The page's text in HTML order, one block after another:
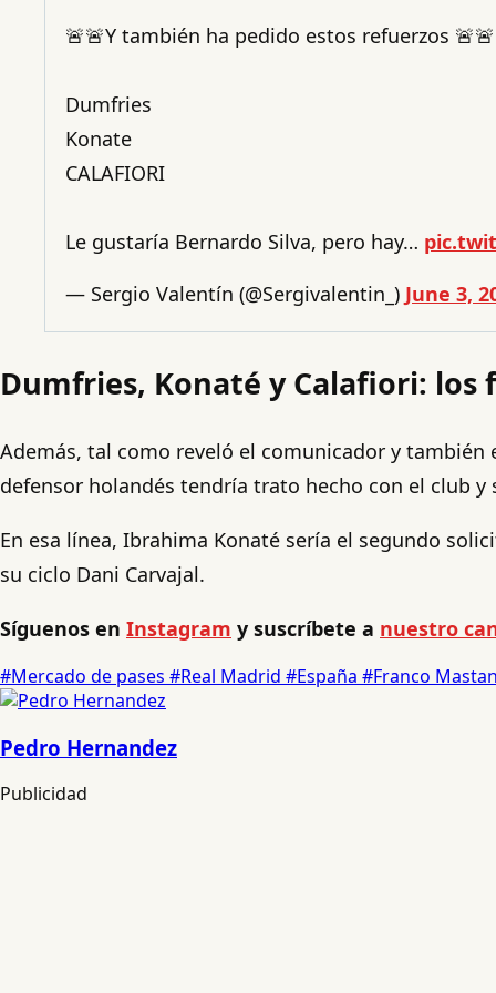
🚨🚨Y también ha pedido estos refuerzos 🚨🚨
Dumfries
Konate
CALAFIORI
Le gustaría Bernardo Silva, pero hay…
— Sergio Valentín (@Sergivalentin_) June 3,
Dumfries, Konaté y Calafiori: los
Además, tal como reveló el comunicador y también
defensor holandés tendría trato hecho con el club
En esa línea, Ibrahima Konaté sería el segundo
su ciclo Dani Carvajal.
Síguenos en Instagram y suscríbete a nuestro
#Mercado de pases #Real Madrid #España #Franco
Pedro Hernandez
Publicidad